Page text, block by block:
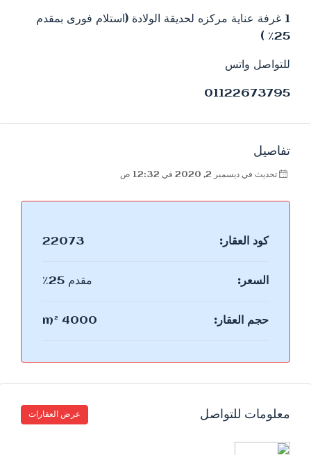
1 غرفة عناية مركزه لحديقة الولادة (استلام فورى بمقدم
25٪؜ )
للتواصل واتس
01122673795
تفاصيل
تحديث في ديسمبر 2, 2020 في 12:32 ص
كود العقار: 22073
السعر: مقدم 25٪
حجم العقار: 4000 m²
معلومات للتواصل عرض العقارات